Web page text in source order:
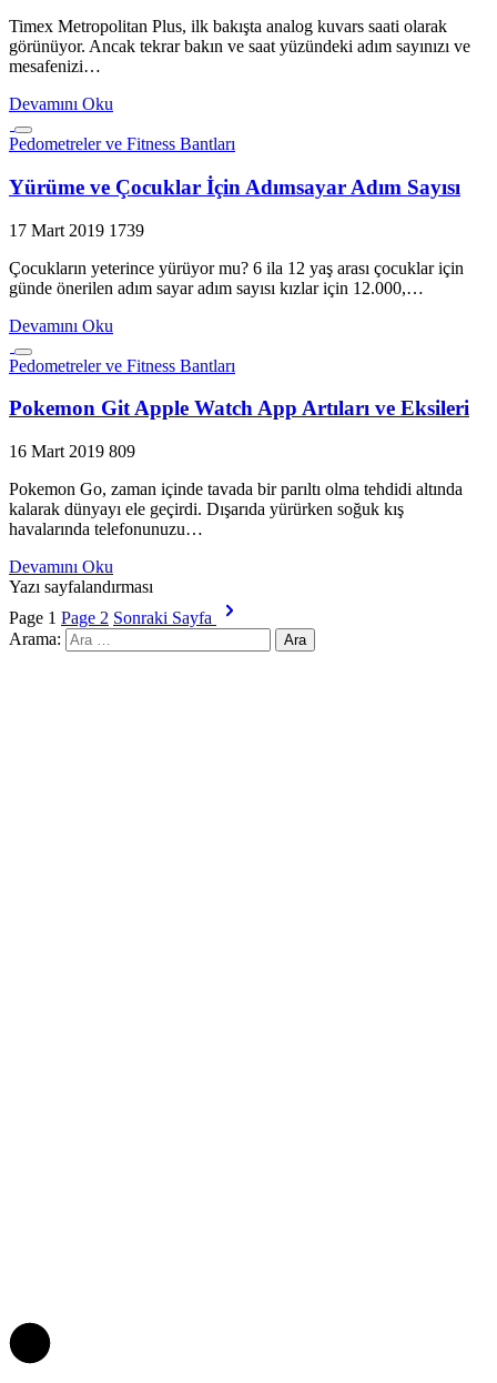
Timex Metropolitan Plus, ilk bakışta analog kuvars saati olarak
görünüyor. Ancak tekrar bakın ve saat yüzündeki adım sayınızı ve
mesafenizi…
Devamını Oku
Pedometreler ve Fitness Bantları
Yürüme ve Çocuklar İçin Adımsayar Adım Sayısı
17 Mart 2019 1739
Çocukların yeterince yürüyor mu? 6 ila 12 yaş arası çocuklar için
günde önerilen adım sayar adım sayısı kızlar için 12.000,…
Devamını Oku
Pedometreler ve Fitness Bantları
Pokemon Git Apple Watch App Artıları ve Eksileri
16 Mart 2019 809
Pokemon Go, zaman içinde tavada bir parıltı olma tehdidi altında
kalarak dünyayı ele geçirdi. Dışarıda yürürken soğuk kış
havalarında telefonunuzu…
Devamını Oku
Yazı sayfalandırması
Page 1 Page 2 Sonraki Sayfa
Arama: